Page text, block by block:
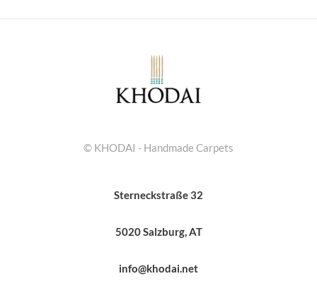
© KHODAI - Handmade Carpets
Sterneckstraße 32
5020 Salzburg, AT
info@khodai.net